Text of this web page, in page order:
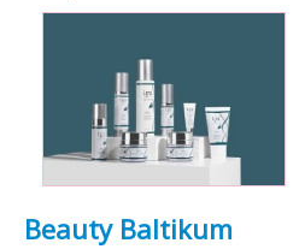
Beauty Baltikum